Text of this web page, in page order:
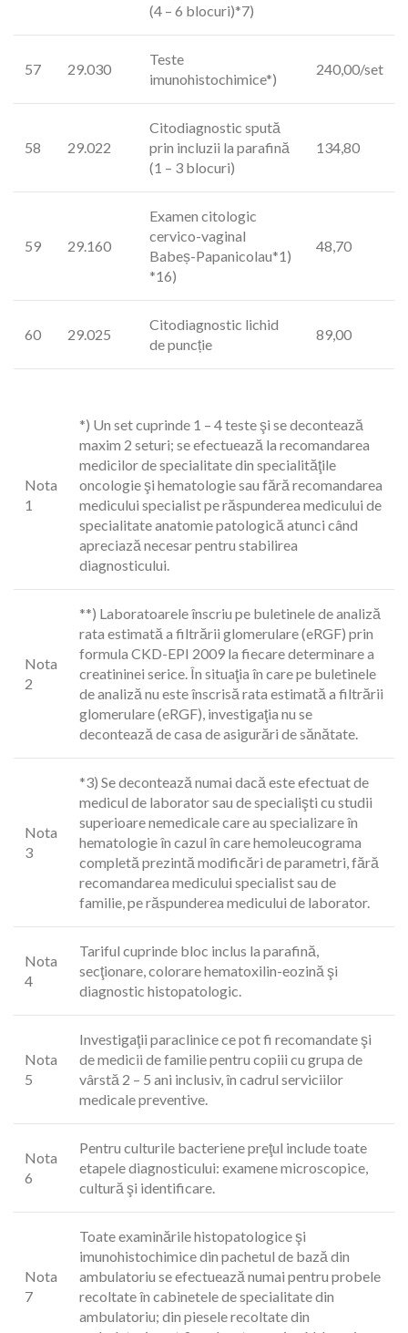
(4 – 6 blocuri)*7)
57 29.030
Teste
imunohistochimice*)
240,00/set
58 29.022
Citodiagnostic spută
prin incluzii la parafină
(1 – 3 blocuri)
134,80
59 29.160
Examen citologic
cervico-vaginal
Babeș-Papanicolau*1)
*16)
48,70
60 29.025
Citodiagnostic lichid
de puncție
89,00
Nota
1
*) Un set cuprinde 1 – 4 teste şi se decontează
maxim 2 seturi; se efectuează la recomandarea
medicilor de specialitate din specialităţile
oncologie şi hematologie sau fără recomandarea
medicului specialist pe răspunderea medicului de
specialitate anatomie patologică atunci când
apreciază necesar pentru stabilirea
diagnosticului.
Nota
2
**) Laboratoarele înscriu pe buletinele de analiză
rata estimată a filtrării glomerulare (eRGF) prin
formula CKD-EPI 2009 la fiecare determinare a
creatininei serice. În situaţia în care pe buletinele
de analiză nu este înscrisă rata estimată a filtrării
glomerulare (eRGF), investigaţia nu se
decontează de casa de asigurări de sănătate.
Nota
3
*3) Se decontează numai dacă este efectuat de
medicul de laborator sau de specialişti cu studii
superioare nemedicale care au specializare în
hematologie în cazul în care hemoleucograma
completă prezintă modificări de parametri, fără
recomandarea medicului specialist sau de
familie, pe răspunderea medicului de laborator.
Nota
4
Tariful cuprinde bloc inclus la parafină,
secţionare, colorare hematoxilin-eozină şi
diagnostic histopatologic.
Nota
5
Investigaţii paraclinice ce pot fi recomandate şi
de medicii de familie pentru copiii cu grupa de
vârstă 2 – 5 ani inclusiv, în cadrul serviciilor
medicale preventive.
Nota
6
Pentru culturile bacteriene preţul include toate
etapele diagnosticului: examene microscopice,
cultură şi identificare.
Nota
7
Toate examinările histopatologice şi
imunohistochimice din pachetul de bază din
ambulatoriu se efectuează numai pentru probele
recoltate în cabinetele de specialitate din
ambulatoriu; din piesele recoltate din